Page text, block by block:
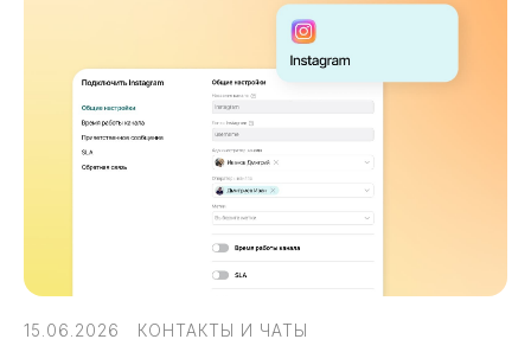
15.06.2026 КОНТАКТЫ И ЧАТЫ